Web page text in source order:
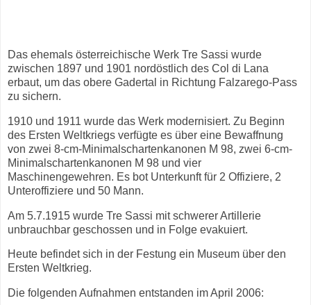
Das ehemals österreichische Werk Tre Sassi wurde
zwischen 1897 und 1901 nordöstlich des Col di Lana
erbaut, um das obere Gadertal in Richtung Falzarego-Pass
zu sichern.
1910 und 1911 wurde das Werk modernisiert. Zu Beginn
des Ersten Weltkriegs verfügte es über eine Bewaffnung
von zwei 8-cm-Minimalschartenkanonen M 98, zwei 6-cm-
Minimalschartenkanonen M 98 und vier
Maschinengewehren. Es bot Unterkunft für 2 Offiziere, 2
Unteroffiziere und 50 Mann.
Am 5.7.1915 wurde Tre Sassi mit schwerer Artillerie
unbrauchbar geschossen und in Folge evakuiert.
Heute befindet sich in der Festung ein Museum über den
Ersten Weltkrieg.
Die folgenden Aufnahmen entstanden im April 2006: